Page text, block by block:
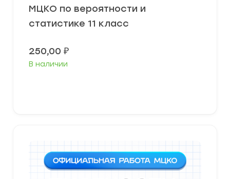
МЦКО по вероятности и
статистике 11 класс
250,00 ₽
В наличии